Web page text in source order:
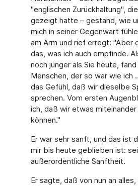
"englischen Zurückhaltung",
gezeigt hatte – gestand, wie
mich in seiner Gegenwart
am Arm und rief erregt: "Aber
das, was ich auch empfinde.
noch jünger als Sie heute,
Menschen, der so war wie ich
das Gefühl, daß wir dieselbe
sprechen. Vom ersten
ich, daß wir etwas miteinander
können."
Er war sehr sanft, und das ist
mir bis heute geblieben ist:
außerordentliche Sanftheit.
Er sagte, daß von nun an